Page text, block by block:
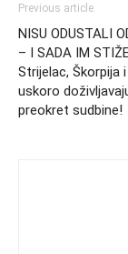
Previous article
NISU ODUSTALI
– I SADA IM
Strijelac, Škorpija
uskoro
preokret sudbine!